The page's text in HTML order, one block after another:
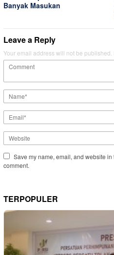
Banyak Masukan
Leave a Reply
Your email address will not be published.
Save my name, email, and website
comment.
TERPOPULER